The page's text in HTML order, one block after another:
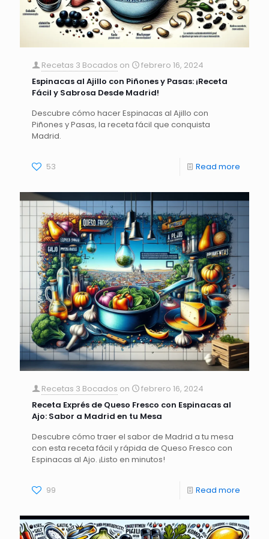
Recetas 3 Bocados on
febrero 16, 2024
Espinacas al Ajillo con Piñones y Pasas: ¡Receta
Fácil y Sabrosa Desde Madrid!
Descubre cómo hacer Espinacas al Ajillo con
Piñones y Pasas, la receta fácil que conquista
Madrid.
53 Read more
Recetas 3 Bocados on
febrero 16, 2024
Receta Exprés de Queso Fresco con Espinacas al
Ajo: Sabor a Madrid en tu Mesa
Descubre cómo traer el sabor de Madrid a tu mesa
con esta receta fácil y rápida de Queso Fresco con
Espinacas al Ajo. ¡Listo en minutos!
99 Read more